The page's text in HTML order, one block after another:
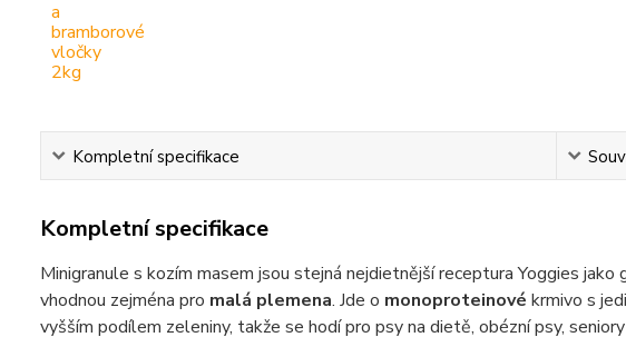
Kompletní specifikace
Kompletní specifikace
Minigranule s kozím masem jsou stejná nejdietnější receptura Yoggies
vhodnou zejména pro malá plemena. Jde o monoproteinové krmivo s
vyšším podílem zeleniny, takže se hodí pro psy na dietě, obézní psy,